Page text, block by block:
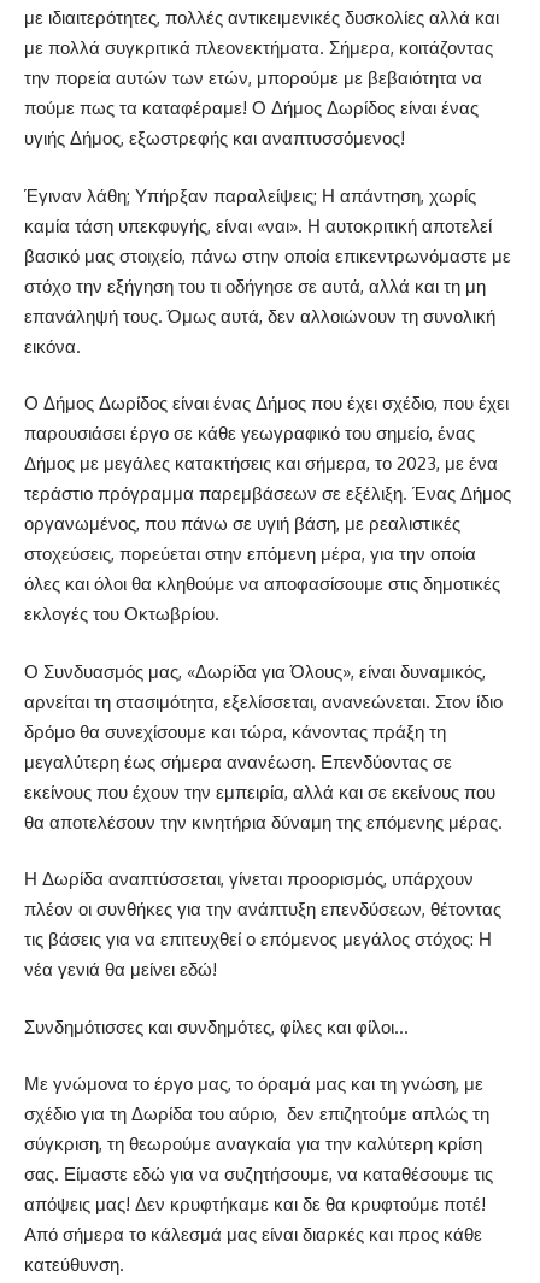
με ιδιαιτερότητες, πολλές αντικειμενικές δυσκολίες αλλά και
με πολλά συγκριτικά πλεονεκτήματα. Σήμερα, κοιτάζοντας
την πορεία αυτών των ετών, μπορούμε με βεβαιότητα να
πούμε πως τα καταφέραμε! Ο Δήμος Δωρίδος είναι ένας
υγιής Δήμος, εξωστρεφής και αναπτυσσόμενος!
Έγιναν λάθη; Υπήρξαν παραλείψεις; Η απάντηση, χωρίς
καμία τάση υπεκφυγής, είναι «ναι». Η αυτοκριτική αποτελεί
βασικό μας στοιχείο, πάνω στην οποία επικεντρωνόμαστε με
στόχο την εξήγηση του τι οδήγησε σε αυτά, αλλά και τη μη
επανάληψή τους. Όμως αυτά, δεν αλλοιώνουν τη συνολική
εικόνα.
Ο Δήμος Δωρίδος είναι ένας Δήμος που έχει σχέδιο, που έχει
παρουσιάσει έργο σε κάθε γεωγραφικό του σημείο, ένας
Δήμος με μεγάλες κατακτήσεις και σήμερα, το 2023, με ένα
τεράστιο πρόγραμμα παρεμβάσεων σε εξέλιξη. Ένας Δήμος
οργανωμένος, που πάνω σε υγιή βάση, με ρεαλιστικές
στοχεύσεις, πορεύεται στην επόμενη μέρα, για την οποία
όλες και όλοι θα κληθούμε να αποφασίσουμε στις δημοτικές
εκλογές του Οκτωβρίου.
Ο Συνδυασμός μας, «Δωρίδα για Όλους», είναι δυναμικός,
αρνείται τη στασιμότητα, εξελίσσεται, ανανεώνεται. Στον ίδιο
δρόμο θα συνεχίσουμε και τώρα, κάνοντας πράξη τη
μεγαλύτερη έως σήμερα ανανέωση. Επενδύοντας σε
εκείνους που έχουν την εμπειρία, αλλά και σε εκείνους που
θα αποτελέσουν την κινητήρια δύναμη της επόμενης μέρας.
Η Δωρίδα αναπτύσσεται, γίνεται προορισμός, υπάρχουν
πλέον οι συνθήκες για την ανάπτυξη επενδύσεων, θέτοντας
τις βάσεις για να επιτευχθεί ο επόμενος μεγάλος στόχος: Η
νέα γενιά θα μείνει εδώ!
Συνδημότισσες και συνδημότες, φίλες και φίλοι…
Με γνώμονα το έργο μας, το όραμά μας και τη γνώση, με
σχέδιο για τη Δωρίδα του αύριο, δεν επιζητούμε απλώς τη
σύγκριση, τη θεωρούμε αναγκαία για την καλύτερη κρίση
σας. Είμαστε εδώ για να συζητήσουμε, να καταθέσουμε τις
απόψεις μας! Δεν κρυφτήκαμε και δε θα κρυφτούμε ποτέ!
Από σήμερα το κάλεσμά μας είναι διαρκές και προς κάθε
κατεύθυνση.